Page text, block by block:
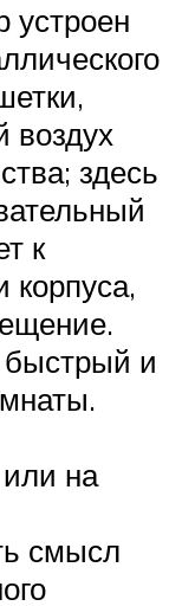
устроен
воздух
здесь
к
корпуса,
быстрый и
на
смысл